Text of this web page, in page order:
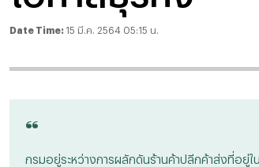
Date Time: 15 มี.ค. 2564 05:15 น.
“
กรมอยู่ระหว่างการผลักดันร้านค้าปลีกค้าส่งที่อยู่ใ